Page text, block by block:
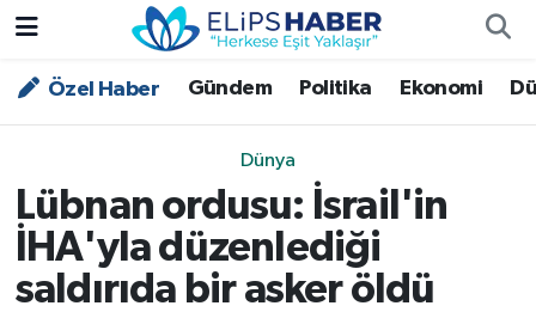
Özel Haber Gündem Politika Ekonomi
Dünya
Lübnan ordusu: İsrail'in
İHA'yla düzenlediği
saldırıda bir asker öldü
Özel Haber
Asayiş
Bilim - Teknoloji
Nöbetçi Eczaneler
Trafik Durumu
Süper Lig Puan Durumu ve Fikstür